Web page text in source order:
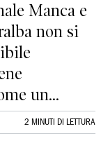
Manca e
non si
un...
2 MINUTI DI LETTURA